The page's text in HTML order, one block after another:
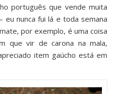
português que vende muita
eu nunca fui lá e toda semana
por exemplo, é uma coisa
que vir de carona na mala,
item gaúcho está em